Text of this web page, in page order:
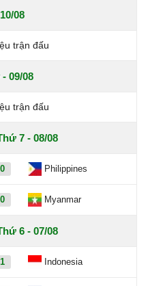
08
trận đấu
09/08
trận đấu
7 - 08/08
Philippines
Myanmar
6 - 07/08
Indonesia